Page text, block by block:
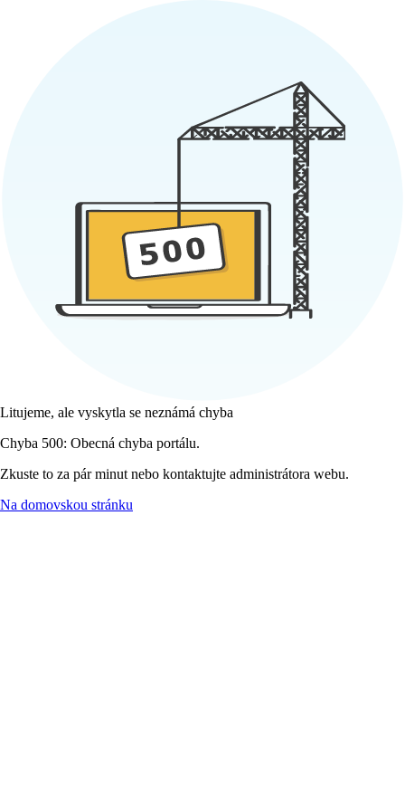
Litujeme, ale vyskytla se neznámá chyba
Chyba 500: Obecná chyba portálu.
Zkuste to za pár minut nebo kontaktujte administrátora webu.
Na domovskou stránku